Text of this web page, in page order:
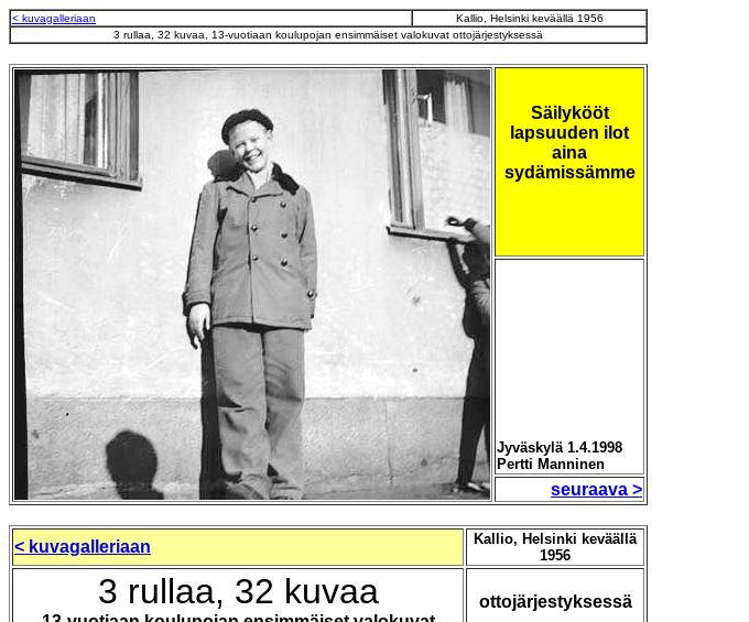
< kuvagalleriaan
Kallio, Helsinki keväällä 1956
3 rullaa, 32 kuvaa, 13-vuotiaan koulupojan ensimmäiset valokuvat ottojärjestyksessä
Säilykööt
lapsuuden ilot
aina
sydämissämme
Jyväskylä 1.4.1998
Pertti Manninen
seuraava >
< kuvagalleriaan
Kallio, Helsinki keväällä
1956
3 rullaa, 32 kuvaa ottojärjestyksessä